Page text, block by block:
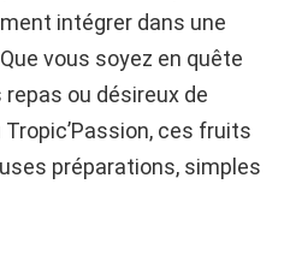
intégrer dans une
vous soyez en quête
repas ou désireux de
ces fruits
préparations, simples